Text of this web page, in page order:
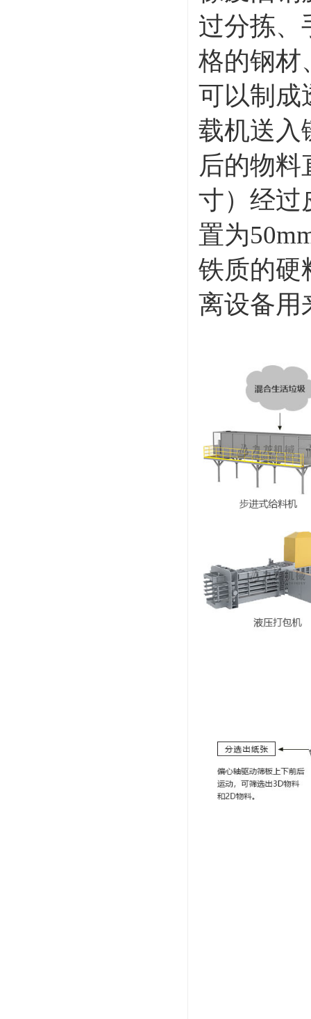
过分拣、
格的钢材
可以制成
载机送入
后的物
寸）经过
置为
铁质的硬
离设备用